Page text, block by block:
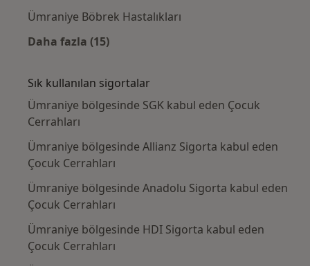
Ümraniye Böbrek Hastalıkları
Daha fazla (15)
Sık kullanılan sigortalar
Ümraniye bölgesinde SGK kabul eden Çocuk
Cerrahları
Ümraniye bölgesinde Allianz Sigorta kabul eden
Çocuk Cerrahları
Ümraniye bölgesinde Anadolu Sigorta kabul eden
Çocuk Cerrahları
Ümraniye bölgesinde HDI Sigorta kabul eden
Çocuk Cerrahları